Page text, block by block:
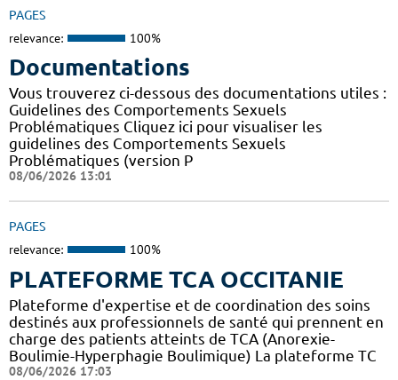
PAGES
relevance: 100%
Documentations
Vous trouverez ci-dessous des documentations utiles :
Guidelines des Comportements Sexuels
Problématiques Cliquez ici pour visualiser les
guidelines des Comportements Sexuels
Problématiques (version P
08/06/2026 13:01
PAGES
relevance: 100%
PLATEFORME TCA OCCITANIE
Plateforme d'expertise et de coordination des soins
destinés aux professionnels de santé qui prennent en
charge des patients atteints de TCA (Anorexie-
Boulimie-Hyperphagie Boulimique) La plateforme TC
08/06/2026 17:03